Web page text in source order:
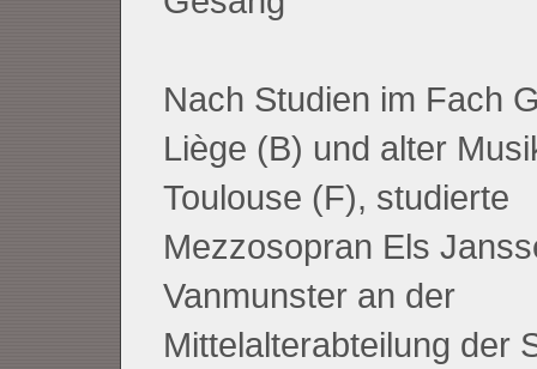
Nach Studien im Fach
Liège (B) und alter
Toulouse (F), studierte
Mezzosopran Els
Vanmunster an der
Mittelalterabteilung der